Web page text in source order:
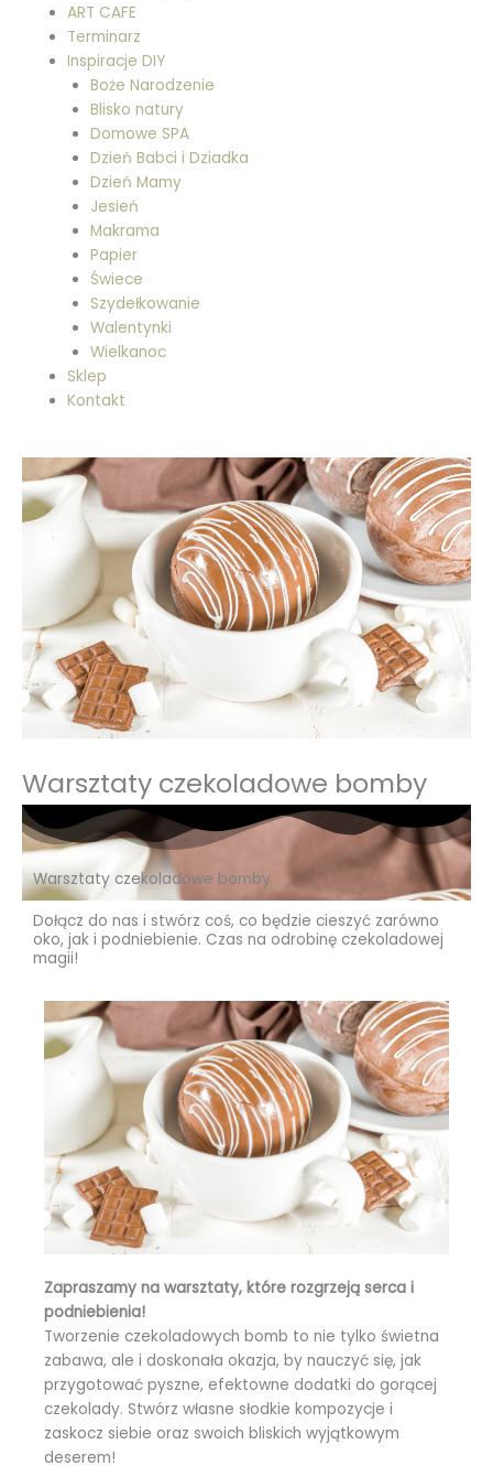
ART CAFE
Terminarz
Inspiracje DIY
Boże Narodzenie
Blisko natury
Domowe SPA
Dzień Babci i Dziadka
Dzień Mamy
Jesień
Makrama
Papier
Świece
Szydełkowanie
Walentynki
Wielkanoc
Sklep
Kontakt
Warsztaty czekoladowe bomby
Warsztaty czekoladowe bomby
Dołącz do nas i stwórz coś, co będzie cieszyć zarówno
oko, jak i podniebienie. Czas na odrobinę czekoladowej
magii!
Zapraszamy na warsztaty, które rozgrzeją serca i
podniebienia!
Tworzenie czekoladowych bomb to nie tylko świetna
zabawa, ale i doskonała okazja, by nauczyć się, jak
przygotować pyszne, efektowne dodatki do gorącej
czekolady. Stwórz własne słodkie kompozycje i
zaskocz siebie oraz swoich bliskich wyjątkowym
deserem!